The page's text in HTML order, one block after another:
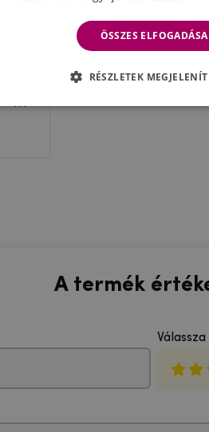
A termék
ÖSSZES ELFOGADÁSA
RÉSZLETEK